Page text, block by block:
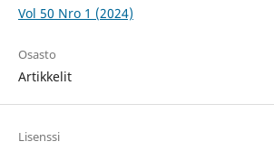
Vol 50 Nro 1 (2024)
Osasto
Artikkelit
Lisenssi